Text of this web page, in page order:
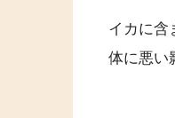
イカに含
体に悪い